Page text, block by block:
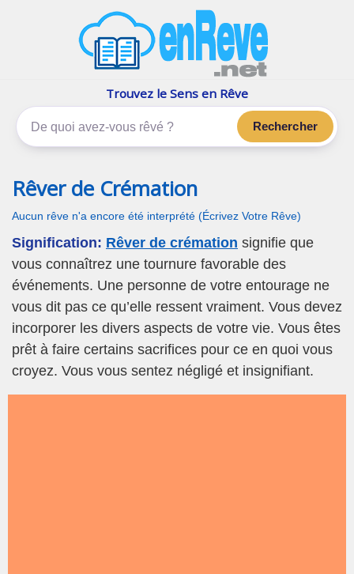
Les rêves, c'est plus que çaTrouvez le Sens en Rêve
Rechercher
Rêver de Crémation
Aucun rêve n'a encore été interprété (Écrivez Votre Rêve)
Signification: Rêver de crémation signifie que
vous connaîtrez une tournure favorable des
événements. Une personne de votre entourage ne
vous dit pas ce qu’elle ressent vraiment. Vous devez
incorporer les divers aspects de votre vie. Vous êtes
prêt à faire certains sacrifices pour ce en quoi vous
croyez. Vous vous sentez négligé et insignifiant.